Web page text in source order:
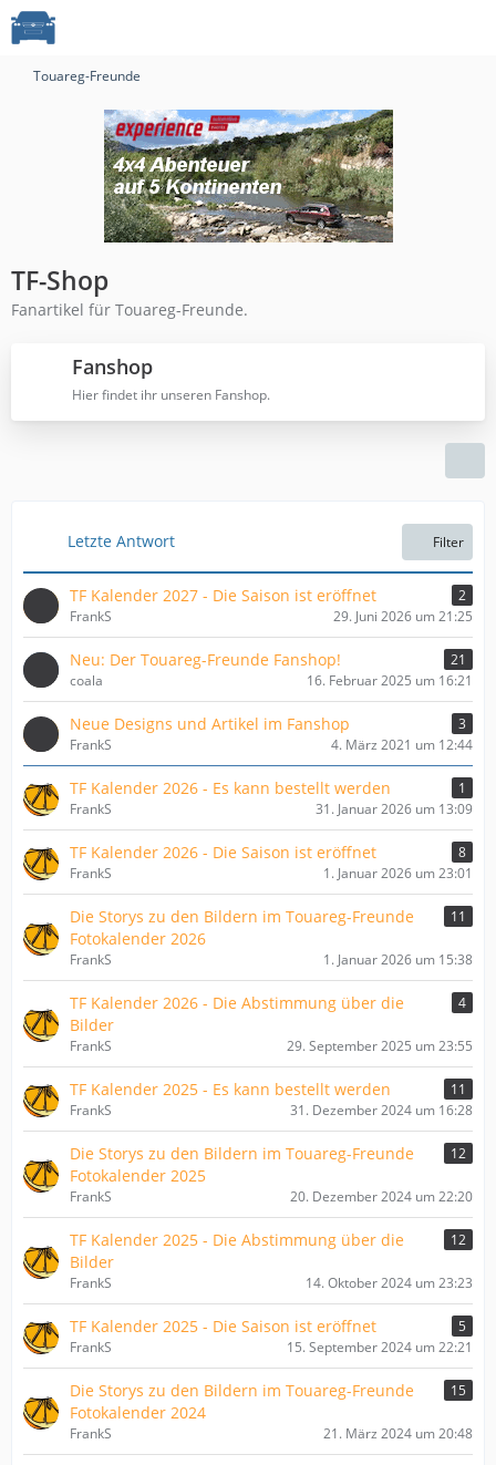
Touareg-Freunde
TF-Shop
Fanartikel für Touareg-Freunde.
Fanshop
Hier findet ihr unseren Fanshop.
Letzte Antwort Filter
TF Kalender 2027 - Die Saison ist eröffnet
2
FrankS
29. Juni 2026 um 21:25
Neu: Der Touareg-Freunde Fanshop!
21
coala
16. Februar 2025 um 16:21
Neue Designs und Artikel im Fanshop
3
FrankS
4. März 2021 um 12:44
TF Kalender 2026 - Es kann bestellt werden
1
FrankS
31. Januar 2026 um 13:09
TF Kalender 2026 - Die Saison ist eröffnet
8
FrankS
1. Januar 2026 um 23:01
Die Storys zu den Bildern im Touareg-Freunde
Fotokalender 2026
11
FrankS 1. Januar 2026 um 15:38
TF Kalender 2026 - Die Abstimmung über die
Bilder
4
FrankS 29. September 2025 um 23:55
TF Kalender 2025 - Es kann bestellt werden
11
FrankS
31. Dezember 2024 um 16:28
Die Storys zu den Bildern im Touareg-Freunde
Fotokalender 2025
12
FrankS 20. Dezember 2024 um 22:20
TF Kalender 2025 - Die Abstimmung über die
Bilder
12
FrankS 14. Oktober 2024 um 23:23
TF Kalender 2025 - Die Saison ist eröffnet
5
FrankS
15. September 2024 um 22:21
Die Storys zu den Bildern im Touareg-Freunde
Fotokalender 2024
15
FrankS 21. März 2024 um 20:48